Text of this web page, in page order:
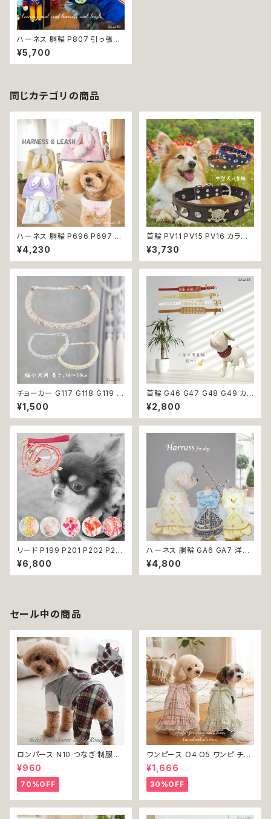
ハーネス 胴輪 P807 引っ張り
防止 散歩 お出掛け ドッグウエ
ア 犬 猫 ペット 服 犬服 猫服 か
わいい おしゃれ 小型犬 返品交
¥5,700
同じカテゴリの商品
ハーネス 胴輪 P696 P697 P
698 P699 洋服のようなハー
ネス うさぎ ラビット rabbit 暖
か 秋冬 お揃い 引っ張り防止 散
ペット 服 犬服 猫服 かわいい お
しゃれ 小型犬 返品交換不可
¥4,230
首輪 PV11 PV15 PV16 カラー
ブルー ブラウン ブラック 骨 ボ
ーン スタッズ ゴールド ストーン
ドッグ dog 中型犬 散歩 犬 ペッ
¥3,730
チョーカー G117 G118 G119 首
輪 アクセサリー クリア キラキラ
犬 猫 ペット 極小型犬用 おしゃ
れ かわいい シンプル ピンク ゴ
¥1,500
首輪 G46 G47 G48 G49 カラ
ー アクセサリー 鈴付き ストーン
小型犬 犬 猫 犬服 猫服 犬の服
猫の服 ペット 返品交換不可
¥2,800
リード P199 P201 P202 P20
3 P204 ペット 犬 ドッグリード
犬リード ビーズ チェーン ハート
りぼん クリア パステル パール風
品交換不可
¥6,800
ハーネス 胴輪 GA6 GA7 洋服
のようなハーネス ワンピース風
引っ張り防止 散歩 お出掛け ド
ッグウエア 犬 猫 ペット 服 犬服
¥4,800
セール中の商品
ロンパース N10 つなぎ 制服風
チェック柄 グレー 灰色 コスチュ
ーム コスプレ ドッグウェア dog
犬 猫 ペット 服 犬服 洋服 オシ
ャレ かわいい 小型犬 返品交換
不可
¥960
70%OFF
ワンピース O4 O5 ワンピ チェ
ック プリーツ レース 女の子 犬
犬服 小型 猫 服 洋服 ペット do
g ドッグウェア おしゃれ かわい
い 返品交換不可
¥1,666
30%OFF